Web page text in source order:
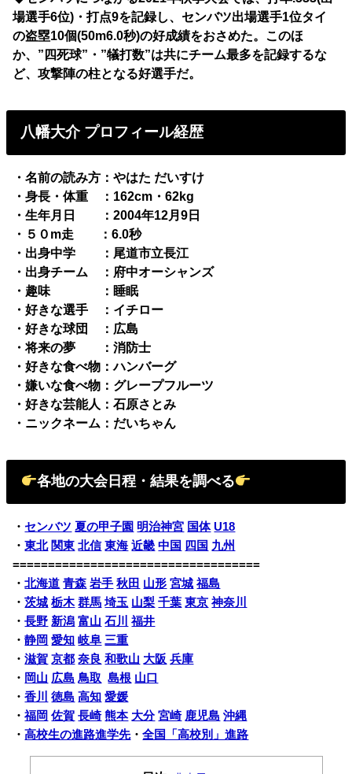
場選手6位)・打点9を記録し、センバツ出場選手1位タイ
の盗塁10個(50m6.0秒)の好成績をおさめた。このほ
か、”四死球”・”犠打数”は共にチーム最多を記録するな
ど、攻撃陣の柱となる好選手だ。
八幡大介 プロフィール経歴
・名前の読み方：やはた だいすけ
・身長・体重 ：162cm・62kg
・生年月日 ：2004年12月9日
・５０m走 ：6.0秒
・出身中学 ：尾道市立長江
・出身チーム ：府中オーシャンズ
・趣味 ：睡眠
・好きな選手 ：イチロー
・好きな球団 ：広島
・将来の夢 ：消防士
・好きな食べ物：ハンバーグ
・嫌いな食べ物：グレープフルーツ
・好きな芸能人：石原さとみ
・ニックネーム：だいちゃん
各地の大会日程・結果を調べる
・ センバツ 夏の甲子園 明治神宮 国体 U18
・東北 関東 北信 東海 近畿 中国 四国 九州
===================================
・北海道 青森 岩手 秋田 山形 宮城 福島
・茨城 栃木 群馬 埼玉 山梨 千葉 東京 神奈川
・長野 新潟 富山 石川
福井
・静岡 愛知 岐阜 三重
・滋賀 京都 奈良 和歌山 大阪 兵庫
・ 岡山 広島 鳥取 島根 山口
・香川 徳島 高知 愛媛
・福岡 佐賀 長崎 熊本 大分 宮崎 鹿児島 沖縄
・高校生の進路進学先・全国「高校別」進路